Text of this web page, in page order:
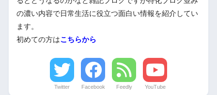
の濃い内容で日常生活に役立つ面白い情報を紹介してい
ます。
初めての方はこちらから
Twitter Facebook Feedly YouTube